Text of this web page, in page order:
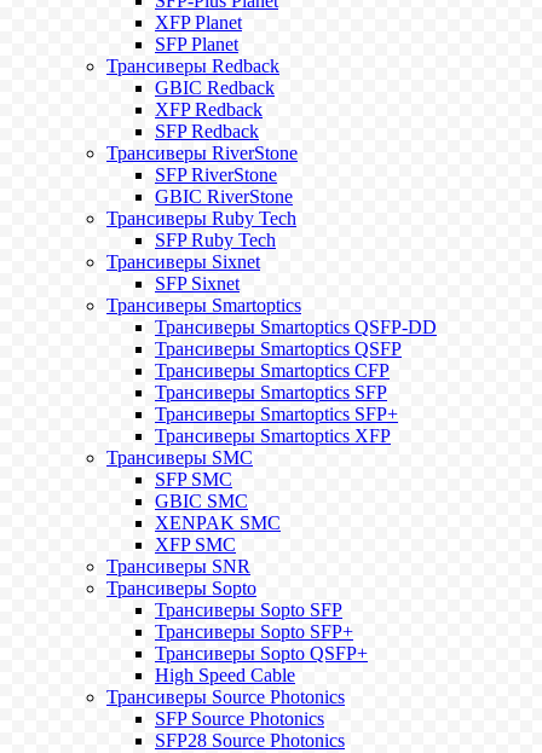
XFP Planet
SFP Planet
Трансиверы Redback
GBIC Redback
XFP Redback
SFP Redback
Трансиверы RiverStone
SFP RiverStone
GBIC RiverStone
Трансиверы Ruby Tech
SFP Ruby Tech
Трансиверы Sixnet
SFP Sixnet
Трансиверы Smartoptics
Трансиверы Smartoptics QSFP-DD
Трансиверы Smartoptics QSFP
Трансиверы Smartoptics CFP
Трансиверы Smartoptics SFP
Трансиверы Smartoptics SFP+
Трансиверы Smartoptics XFP
Трансиверы SMC
SFP SMC
GBIC SMC
XENPAK SMC
XFP SMC
Трансиверы SNR
Трансиверы Sopto
Трансиверы Sopto SFP
Трансиверы Sopto SFP+
Трансиверы Sopto QSFP+
High Speed Cable
Трансиверы Source Photonics
SFP Source Photonics
SFP28 Source Photonics